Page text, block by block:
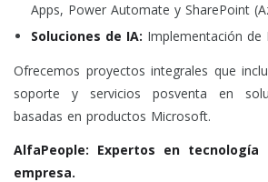
Apps, Power Automate y SharePoint
Soluciones de IA: Implementación
Ofrecemos proyectos integrales que
soporte y servicios posventa en
basadas en productos Microsoft.
AlfaPeople: Expertos en
empresa.